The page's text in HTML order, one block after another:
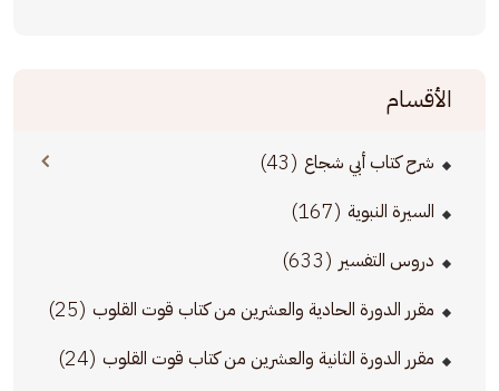
الأقسام
شرح كتاب أبي شجاع (43)
السيرة النبوية (167)
دروس التفسير (633)
مقرر الدورة الحادية والعشرين من كتاب قوت القلوب (25)
مقرر الدورة الثانية والعشرين من كتاب قوت القلوب (24)